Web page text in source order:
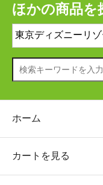
ほかの商品を
ホーム
カートを見る